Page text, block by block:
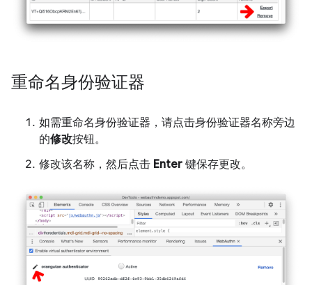
重命名身份验证器
如需重命名身份验证器，请点击身份验证器名称旁边
的修改按钮。
修改该名称，然后点击 Enter 键保存更改。